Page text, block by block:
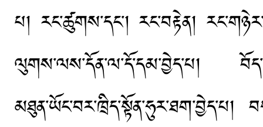
པ། རང་ཚུགས་དང་། རང་བརྟེན།
ལུགས་ལས་དོན་ལ་དོ་དམ་བྱེད་པ།